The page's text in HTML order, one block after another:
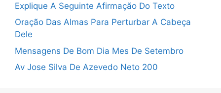
Explique A Seguinte Afirmação Do Texto
Oração Das Almas Para Perturbar A Cabeça
Dele
Mensagens De Bom Dia Mes De Setembro
Av Jose Silva De Azevedo Neto 200